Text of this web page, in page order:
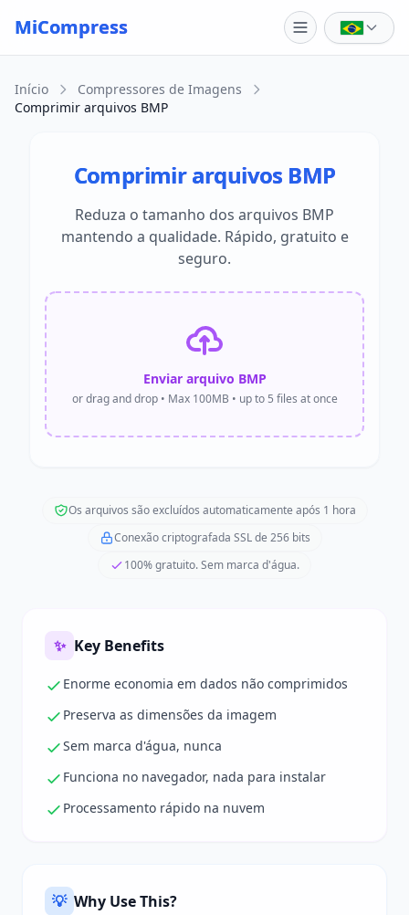
Skip to main content
MiCompress
Início
Compressores de Imagens
Comprimir arquivos BMP
Comprimir arquivos BMP
Reduza o tamanho dos arquivos BMP
mantendo a qualidade. Rápido, gratuito e
seguro.
Enviar arquivo BMP
or drag and drop • Max 100MB • up to 5 files at once
Os arquivos são excluídos automaticamente após 1 hora
Conexão criptografada SSL de 256 bits
100% gratuito. Sem marca d'água.
✨ Key Benefits
Enorme economia em dados não comprimidos
Preserva as dimensões da imagem
Sem marca d'água, nunca
Funciona no navegador, nada para instalar
Processamento rápido na nuvem
💡 Why Use This?